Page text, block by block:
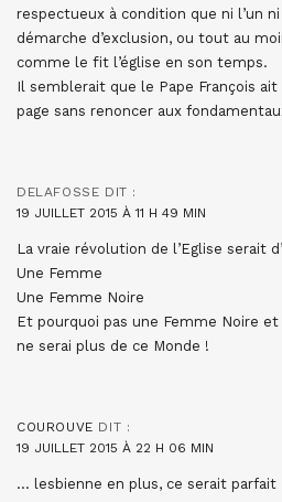
respectueux à condition que ni l’un ni
démarche d’exclusion, ou tout au
comme le fit l’église en son temps.
Il semblerait que le Pape François
page sans renoncer aux
DELAFOSSE DIT :
19 JUILLET 2015 À 11 H 49 MIN
La vraie révolution de l’Eglise serait
Une Femme
Une Femme Noire
Et pourquoi pas une Femme Noire
ne serai plus de ce Monde !
COUROUVE DIT :
19 JUILLET 2015 À 22 H 06 MIN
… lesbienne en plus, ce serait parfait